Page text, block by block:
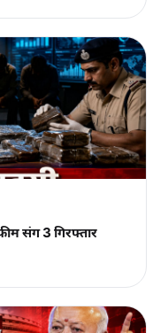
संग 3 गिरफ्तार